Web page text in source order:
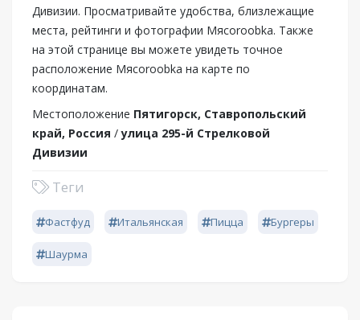
Дивизии. Просматривайте удобства, близлежащие
места, рейтинги и фотографии Мясоroobka. Также
на этой странице вы можете увидеть точное
расположение Мясоroobka на карте по
координатам.
Местоположение Пятигорск, Ставропольский
край, Россия /улица 295-й Стрелковой
Дивизии
Теги
Фастфуд Итальянская Пицца Бургеры
Шаурма